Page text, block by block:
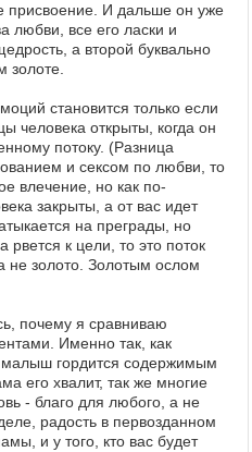
присвоение. И дальше он уже
любви, все его ласки и
а второй буквально
золоте.
становится только если
человека открыты, когда он
потоку. (Разница
и сексом по любви, то
влечение, но как по-
закрыты, а от вас идет
на преграды, но
рвется к цели, то это поток
не золото. Золотым ослом
почему я сравниваю
Именно так, как
гордится содержимым
его хвалит, так же многие
- благо для любого, а не
радость в первозданном
и у того, кто вас будет